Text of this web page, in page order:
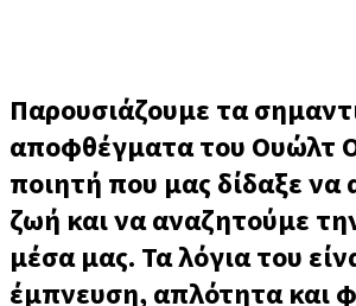
Παρουσιάζουμε τα
αποφθέγματα του Ουώλτ
ποιητή που μας δίδαξε
ζωή και να αναζητούμε
μέσα μας. Τα λόγια του
έμπνευση, απλότητα και